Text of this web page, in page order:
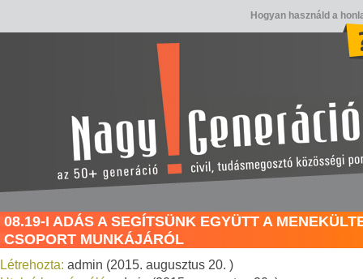
Hogyan használd a
08.19-I ADÁS A SEGÍTSÜNK EGYÜTT A
CSOPORT MUNKÁJÁRÓL
Létrehozta: admin (2015. augusztus 20. )